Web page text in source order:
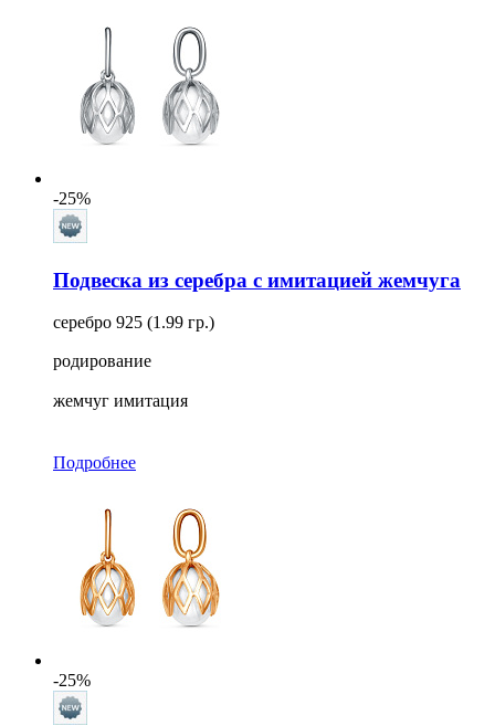
-25%
Подвеска из серебра с имитацией жемчуга
серебро 925 (1.99 гр.)
родирование
жемчуг имитация
Подробнее
-25%